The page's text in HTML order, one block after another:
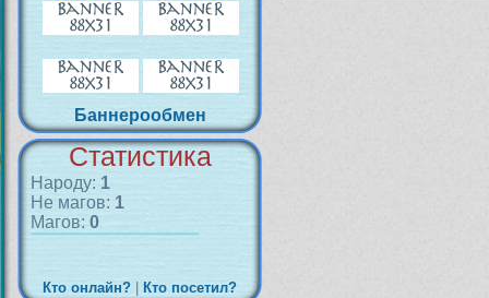
Баннерообмен
Статистика
Народу: 1
Не магов: 1
Магов: 0
Кто онлайн? Кто посетил?